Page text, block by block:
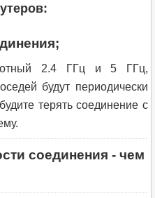
2.4 ГГц и 5 ГГц,
будут периодически
терять соединение с
соединения - чем